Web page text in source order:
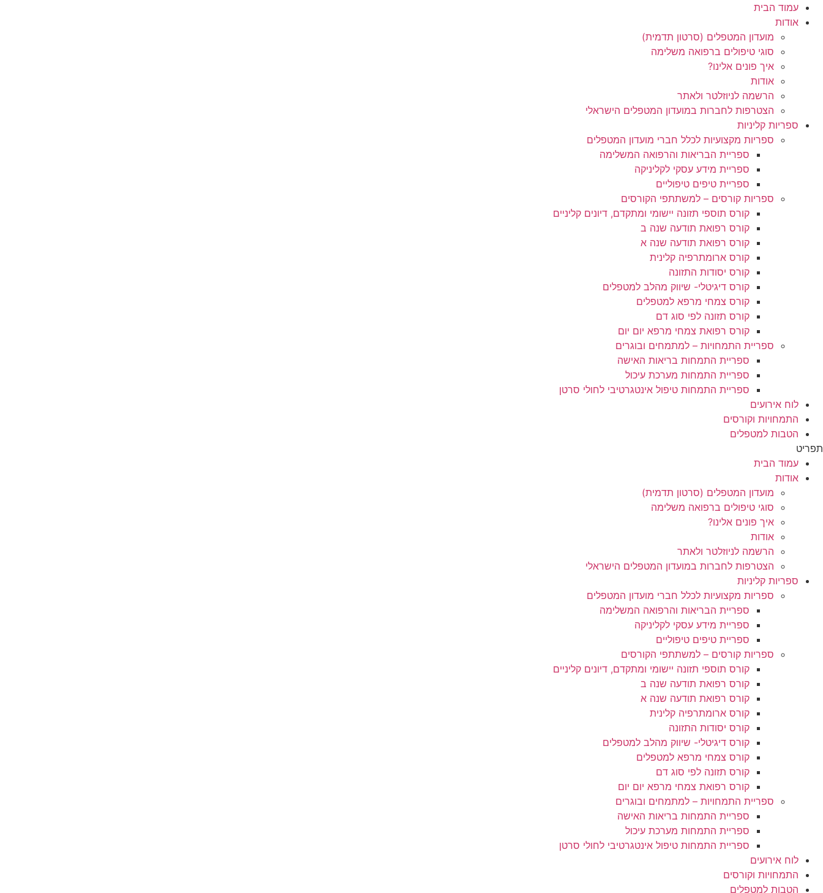
עמוד הבית
אודות
מועדון המטפלים (סרטון תדמית)
סוגי טיפולים ברפואה משלימה
איך פונים אלינו?
אודות
הרשמה לניוזלטר ולאתר
הצטרפות לחברות במועדון המטפלים הישראלי
ספריות קליניות
ספריות מקצועיות לכלל חברי מועדון המטפלים
ספריית הבריאות והרפואה המשלימה
ספריית מידע עסקי לקליניקה
ספריית טיפים טיפוליים
ספריות קורסים – למשתתפי הקורסים
קורס תוספי תזונה יישומי ומתקדם, דיונים קליניים
קורס רפואת תודעה שנה ב
קורס רפואת תודעה שנה א
קורס ארומתרפיה קלינית
קורס יסודות התזונה
קורס דיגיטלי- שיווק מהלב למטפלים
קורס צמחי מרפא למטפלים
קורס תזונה לפי סוג דם
קורס רפואת צמחי מרפא יום יום
ספריית התמחויות – למתמחים ובוגרים
ספריית התמחות בריאות האישה
ספריית התמחות מערכת עיכול
ספריית התמחות טיפול אינטגרטיבי לחולי סרטן
לוח אירועים
התמחויות וקורסים
הטבות למטפלים
תפריט
עמוד הבית
אודות
מועדון המטפלים (סרטון תדמית)
סוגי טיפולים ברפואה משלימה
איך פונים אלינו?
אודות
הרשמה לניוזלטר ולאתר
הצטרפות לחברות במועדון המטפלים הישראלי
ספריות קליניות
ספריות מקצועיות לכלל חברי מועדון המטפלים
ספריית הבריאות והרפואה המשלימה
ספריית מידע עסקי לקליניקה
ספריית טיפים טיפוליים
ספריות קורסים – למשתתפי הקורסים
קורס תוספי תזונה יישומי ומתקדם, דיונים קליניים
קורס רפואת תודעה שנה ב
קורס רפואת תודעה שנה א
קורס ארומתרפיה קלינית
קורס יסודות התזונה
קורס דיגיטלי- שיווק מהלב למטפלים
קורס צמחי מרפא למטפלים
קורס תזונה לפי סוג דם
קורס רפואת צמחי מרפא יום יום
ספריית התמחויות – למתמחים ובוגרים
ספריית התמחות בריאות האישה
ספריית התמחות מערכת עיכול
ספריית התמחות טיפול אינטגרטיבי לחולי סרטן
לוח אירועים
התמחויות וקורסים
הטבות למטפלים